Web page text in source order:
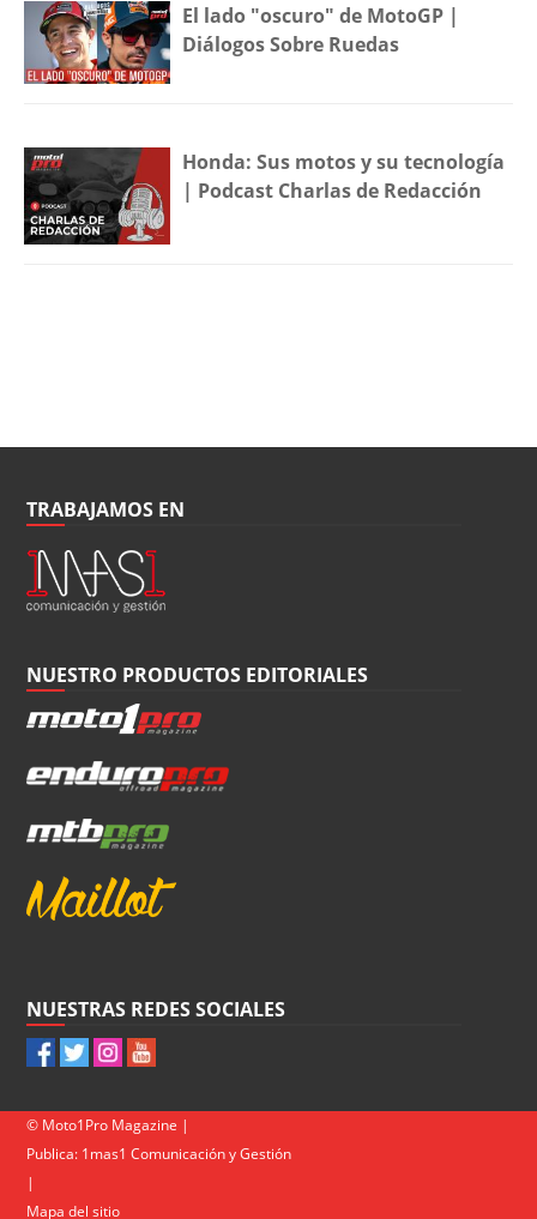
El lado "oscuro" de MotoGP |
Diálogos Sobre Ruedas
Honda: Sus motos y su tecnología
| Podcast Charlas de Redacción
TRABAJAMOS EN
NUESTRO PRODUCTOS EDITORIALES
NUESTRAS REDES SOCIALES
© Moto1Pro Magazine |
Publica: 1mas1 Comunicación y Gestión
|
Mapa del sitio